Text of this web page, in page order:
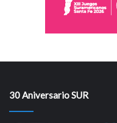
30 Aniversario SUR